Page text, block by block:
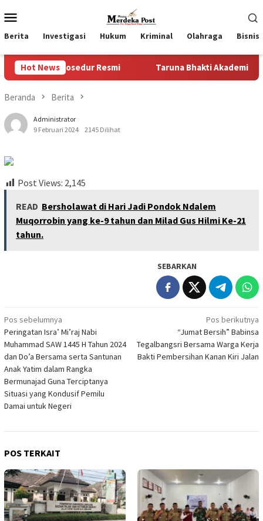
ke
kontenMobile
Berita Investigasi Hukum Kriminal Olahraga Bisnis
Hot News
Resmi Taruna Bhakti Akademi TNI 2026
Beranda Berita
Administrator
9 Februari 2024
2145 Dilihat
Post Views: 2,145
READ Bersholawat di Hari Jadi Pondok Ndalem
Muqorrobin yang ke-9 tahun dan Milad Gus Hilmi Ke-21
tahun.
SEBARKAN
Navigasi
pos
Pos sebelumnya
Peringatan Isra’ Mi’raj Nabi
Muhammad SAW 1445 H Tahun 2024
dan Do’a Bersama serta Santunan
Anak Yatim dalam Rangka
Bermunajad Guna Terciptanya
Situasi yang Kondusif Pemilu
Damai untuk Negeri
Pos berikutnya
“Jumat Bersih” Babinsa
Tegalbangsri Bersama Warga Kerja
Bakti Pembersihan Kanan Kiri Jalan
POS TERKAIT